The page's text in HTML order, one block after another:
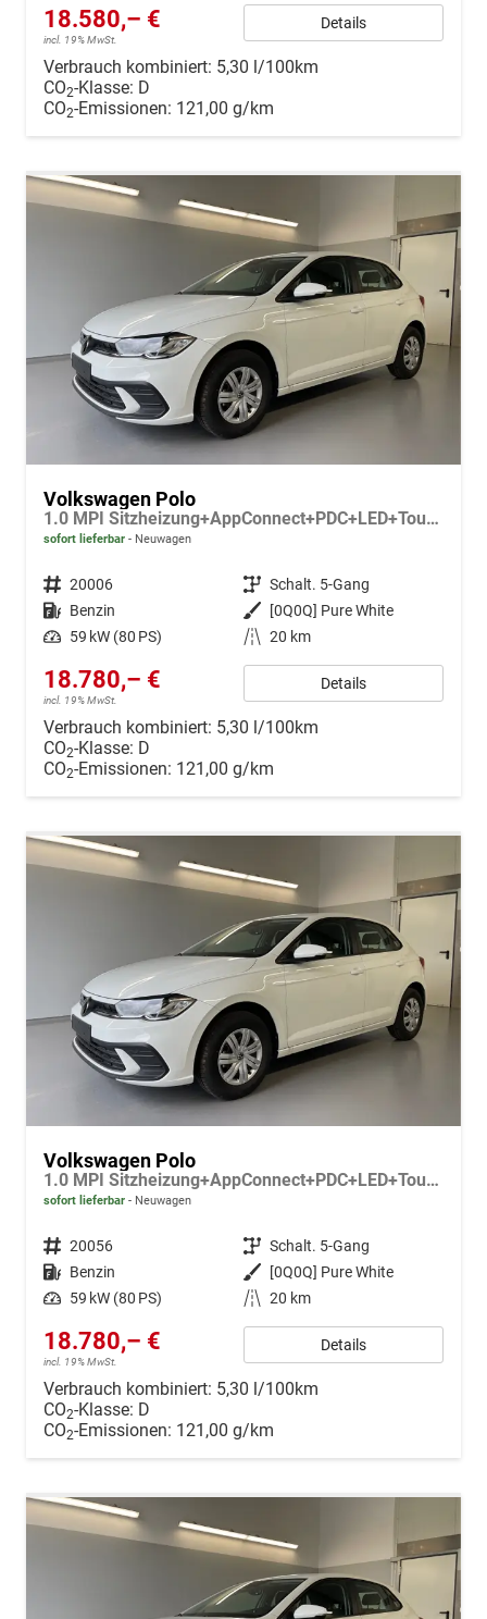
18.580,– €
incl. 19% MwSt.
Details
Verbrauch kombiniert: 5,30 l/100km
CO2-Klasse: D
CO2-Emissionen: 121,00 g/km
Volkswagen Polo
1.0 MPI Sitzheizung+AppConnect+PDC+LED+Touch+Lichtsensor+MultiLenkrad
sofort lieferbar Neuwagen
Fahrzeugnr. 20006 Getriebe Schalt. 5-Gang
Kraftstoff Benzin Außenfarbe
[0Q0Q] Pure White
Leistung 59 kW (80 PS) Kilometerstand 20 km
18.780,– €
incl. 19% MwSt.
Details
Verbrauch kombiniert: 5,30 l/100km
CO2-Klasse: D
CO2-Emissionen: 121,00 g/km
Volkswagen Polo
1.0 MPI Sitzheizung+AppConnect+PDC+LED+Touch+Lichtsensor+MultiLenkrad
sofort lieferbar Neuwagen
Fahrzeugnr. 20056 Getriebe Schalt. 5-Gang
Kraftstoff Benzin Außenfarbe
[0Q0Q] Pure White
Leistung 59 kW (80 PS) Kilometerstand 20 km
18.780,– €
incl. 19% MwSt.
Details
Verbrauch kombiniert: 5,30 l/100km
CO2-Klasse: D
CO2-Emissionen: 121,00 g/km